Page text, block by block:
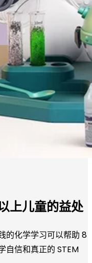
上儿童的益处
的化学学习可以帮助 8
自信和真正的 STEM